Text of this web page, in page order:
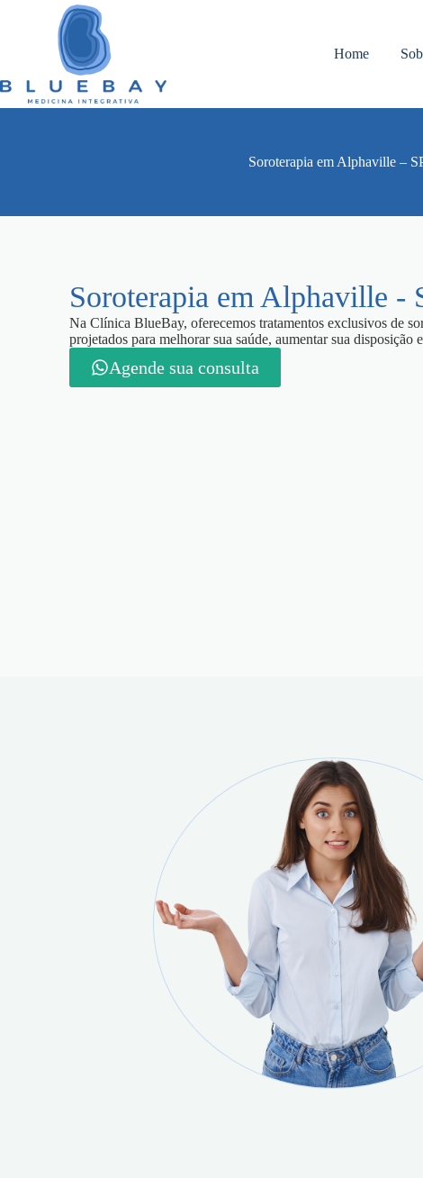
Home
Soroterapia em Alphaville –
Soroterapia em Alphaville -
Na Clínica BlueBay, oferecemos tratamentos exclusivos de
projetados para melhorar sua saúde, aumentar sua disposição
Agende sua consulta